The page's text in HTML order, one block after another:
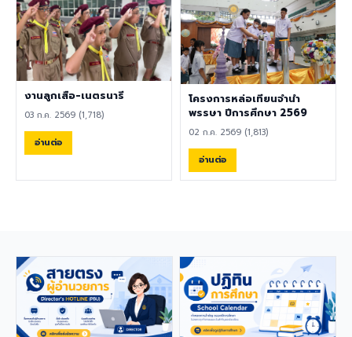
สิงหาคม 2569
ด้านการจัดการเรียนการสอนจะ
ได้รับการพิจารณาเป็นพิเศษ
เอกสารประกอบการสมัครและ
การติดต่อ ผู้สนใจสามารถส่ง
ประวัติส่วนตัว (CV), สำเนา
หนังสือเดินทาง (Passport),
สำเนาใบปริญญาบัตร, เอกสาร
ทั้งวิดีโอแนะนำตัวสั้น ๆ (Short
Introduction Video) ได้ที่
อีเมล hr@satit.buu.ac.th
foreign educators for
teaching positions
covering Kindergarten,
Primary, and High School
งานลูกเสือ-เนตรนารี
03 ก.ค. 2569 (1,718)
อ่านต่อ
โครงการหล่อเทียนจำนำ
พรรษา ปีการศึกษา 2569
02 ก.ค. 2569 (1,813)
อ่านต่อ